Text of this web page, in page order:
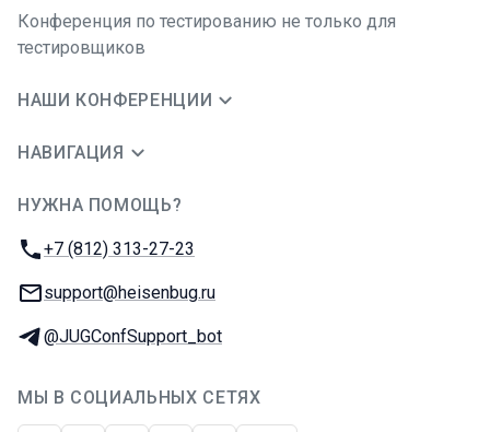
Конференция по тестированию не только для
тестировщиков
НАШИ КОНФЕРЕНЦИИ
НАВИГАЦИЯ
НУЖНА ПОМОЩЬ?
Телефон:
+7 (812) 313-27-23
E-mail:
support@heisenbug.ru
Телеграм:
@JUGConfSupport_bot
МЫ В СОЦИАЛЬНЫХ СЕТЯХ